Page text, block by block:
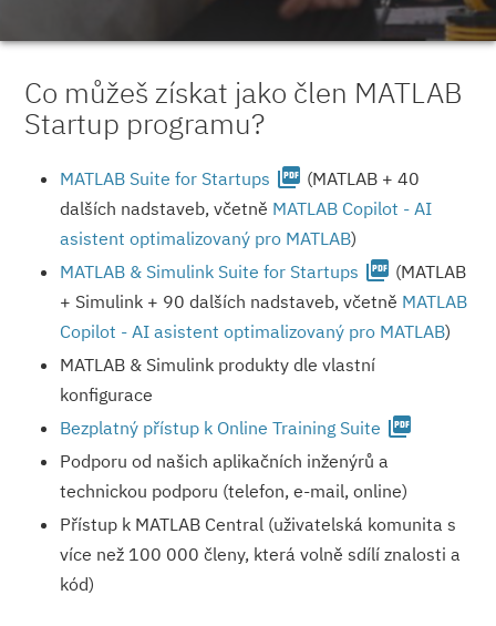
Co můžeš získat jako člen MATLAB
Startup programu?
MATLAB Suite for Startups picture_as_pdf (MATLAB + 40
dalších nadstaveb, včetně MATLAB Copilot - AI
asistent optimalizovaný pro MATLAB)
MATLAB & Simulink Suite for Startups picture_as_pdf (MATLAB
+ Simulink + 90 dalších nadstaveb, včetně MATLAB
Copilot - AI asistent optimalizovaný pro MATLAB)
MATLAB & Simulink produkty dle vlastní
konfigurace
Bezplatný přístup k Online Training Suite picture_as_pdf
Podporu od našich aplikačních inženýrů a
technickou podporu (telefon, e-mail, online)
Přístup k MATLAB Central (uživatelská komunita s
více než 100 000 členy, která volně sdílí znalosti a
kód)